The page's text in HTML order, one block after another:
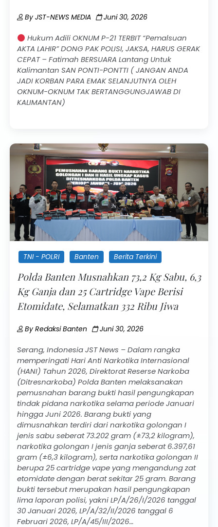
ByJST-NEWS MEDIA Juni 30, 2026
Hukum Adili OKNUM P-21 TERBIT “Pemalsuan
AKTA LAHIR” DONG PAK POLISI, JAKSA, HARUS GERAK
CEPAT – Fatimah BERSUARA Lantang Untuk
Kalimantan SAN PONTI-PONTTI ( JANGAN ANDA
JADI KORBAN PARA EMAK SELANJUTNYA OLEH
OKNUM-OKNUM TAK BERTANGGUNGJAWAB DI
KALIMANTAN)
TNI - POLRI Banten Berita Terkini
Polda Banten Musnahkan 73,2 Kg Sabu, 6,3
Kg Ganja dan 25 Cartridge Vape Berisi
Etomidate, Selamatkan 332 Ribu Jiwa
ByRedaksi Banten Juni 30, 2026
Serang, Indonesia JST News – Dalam rangka
memperingati Hari Anti Narkotika Internasional
(HANI) Tahun 2026, Direktorat Reserse Narkoba
(Ditresnarkoba) Polda Banten melaksanakan
pemusnahan barang bukti hasil pengungkapan
tindak pidana narkotika selama periode Januari
hingga Juni 2026. Barang bukti yang
dimusnahkan terdiri dari narkotika golongan I
jenis sabu seberat 73.202 gram (±73,2 kilogram),
narkotika golongan I jenis ganja seberat 6.397,61
gram (±6,3 kilogram), serta narkotika golongan II
berupa 25 cartridge vape yang mengandung zat
etomidate dengan berat sekitar 25 gram. Barang
bukti tersebut merupakan hasil pengungkapan
lima laporan polisi, yakni LP/A/26/I/2026 tanggal
30 Januari 2026, LP/A/32/II/2026 tanggal 6
Februari 2026, LP/A/45/III/2026…